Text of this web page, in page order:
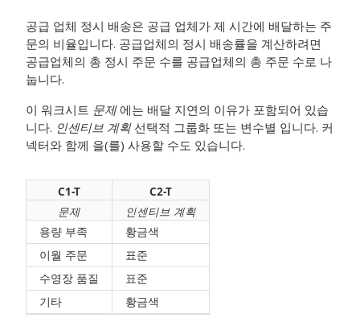
공급 업체 정시 배송은 공급 업체가 제 시간에 배달하는 주
문의 비율입니다. 공급업체의 정시 배송률을 계산하려면
공급업체의 총 정시 주문 수를 공급업체의 총 주문 수로 나
눕니다.
이 워크시트 문제에는 배달 지연의 이유가 포함되어 있습
니다. 인센티브 계획선택적 그룹화 또는 변수별 입니다. 커
넥터와 함께 을(를) 사용할 수도 있습니다.
C1-T
C2-T
문제
인센티브 계획
용량 부족
황금색
이월 주문
표준
수영장 품질
표준
기타
황금색